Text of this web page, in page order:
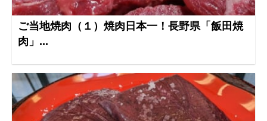
ご当地焼肉（１）焼肉日本一！長野県「飯田焼
肉」...